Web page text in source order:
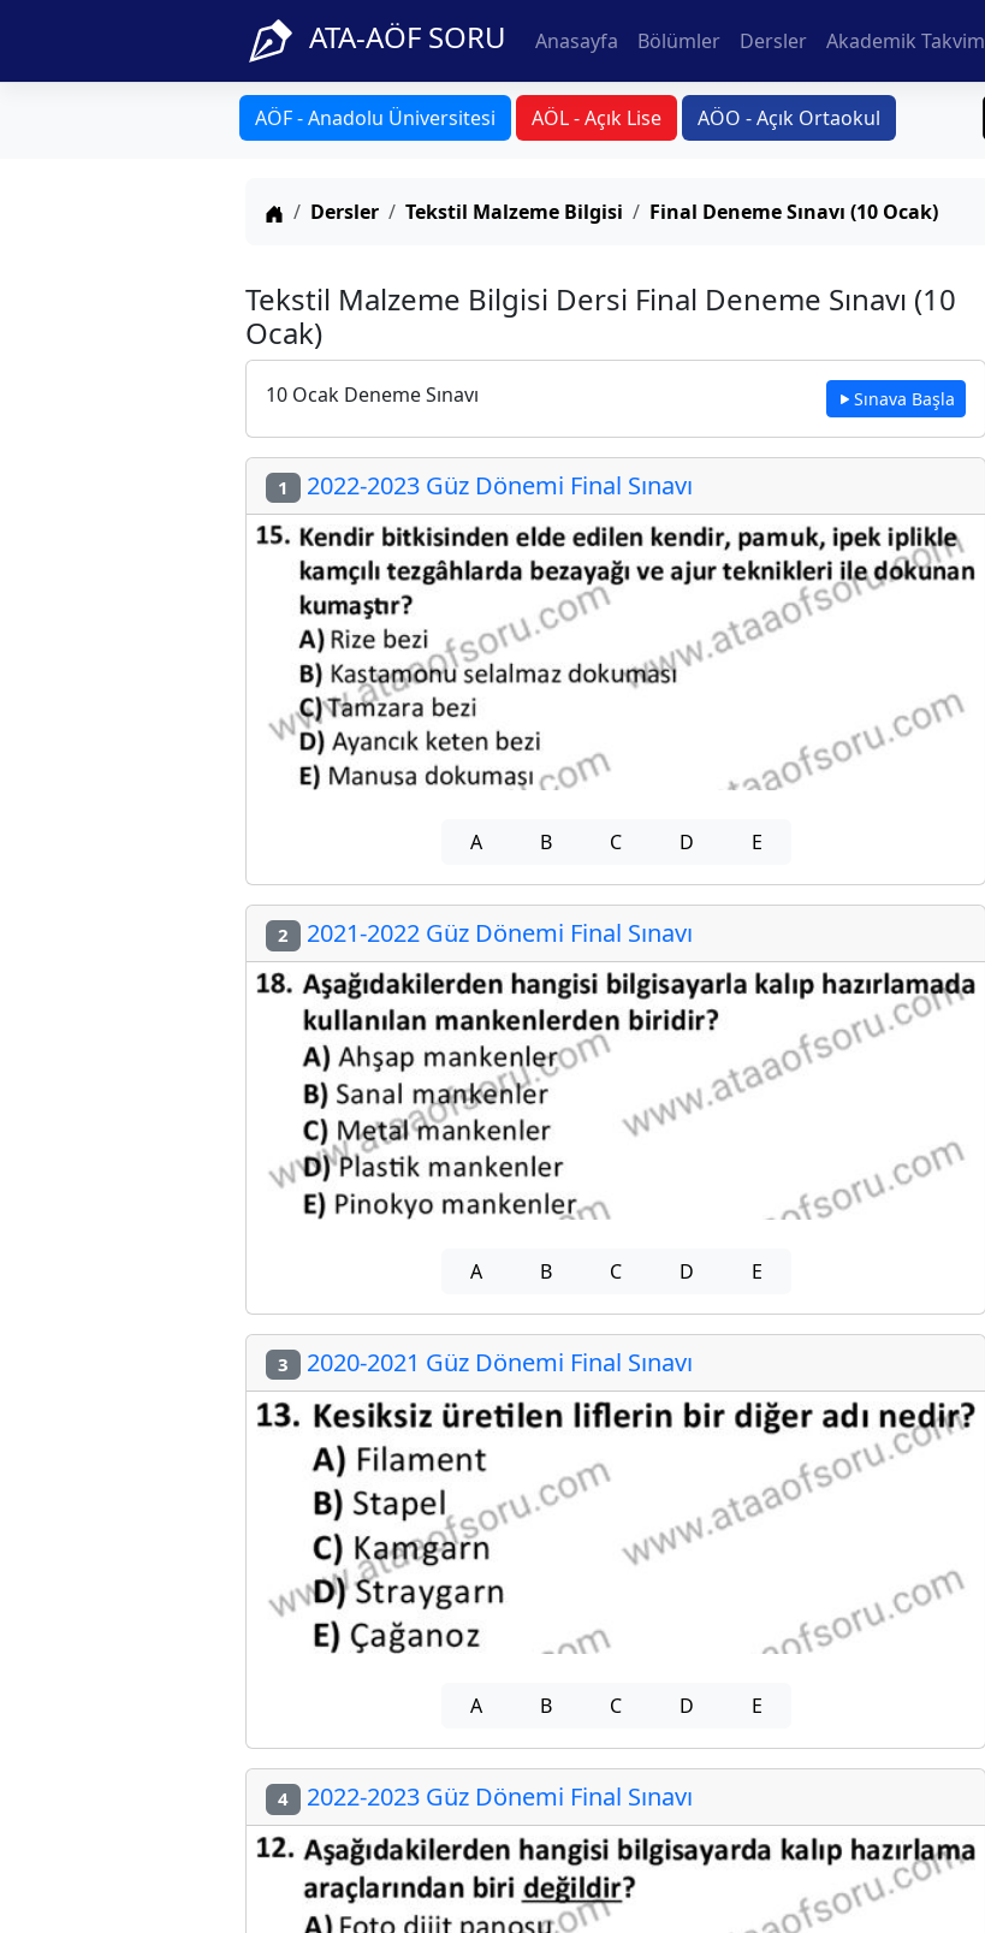
ATA-AÖF SORU Anasayfa Bölümler Dersler Akademik Takvim
AÖF - Anadolu Üniversitesi AÖL - Açık Lise AÖO - Açık Ortaokul
Anasayfa
Dersler Tekstil Malzeme Bilgisi Final Deneme Sınavı (10 Ocak)
Tekstil Malzeme Bilgisi Dersi Final Deneme Sınavı (10
Ocak)
10 Ocak Deneme Sınavı Sınava Başla
1 2022-2023 Güz Dönemi Final Sınavı
A B C D E
2 2021-2022 Güz Dönemi Final Sınavı
A B C D E
3 2020-2021 Güz Dönemi Final Sınavı
A B C D E
4 2022-2023 Güz Dönemi Final Sınavı